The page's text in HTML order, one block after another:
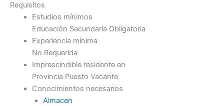
Requisitos
Estudios mínimos
Educación Secundaria Obligatoria
Experiencia mínima
No Requerida
Imprescindible residente en
Provincia Puesto Vacante
Conocimientos necesarios
Almacen